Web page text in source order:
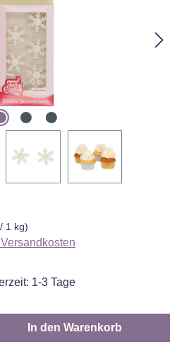
1 kg)
1-3 Tage
den gewünschten
In den Warenkorb